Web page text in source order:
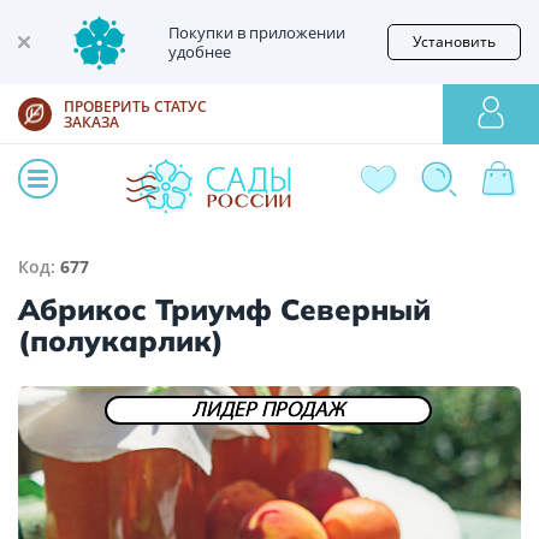
Покупки в приложении
удобнее
Установить
ПРОВЕРИТЬ СТАТУС
ЗАКАЗА
Код: 677
Абрикос Триумф Северный
(полукарлик)
ЛИДЕР ПРОДАЖ